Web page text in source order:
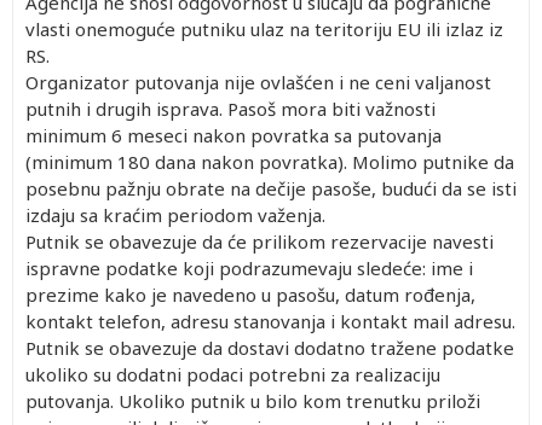
vlasti onemoguće putniku ulaz na teritoriju EU ili izlaz iz
RS.
Organizator putovanja nije ovlašćen i ne ceni valjanost
putnih i drugih isprava. Pasoš mora biti važnosti
minimum 6 meseci nakon povratka sa putovanja
(minimum 180 dana nakon povratka). Molimo putnike da
posebnu pažnju obrate na dečije pasoše, budući da se isti
izdaju sa kraćim periodom važenja.
Putnik se obavezuje da će prilikom rezervacije navesti
ispravne podatke koji podrazumevaju sledeće: ime i
prezime kako je navedeno u pasošu, datum rođenja,
kontakt telefon, adresu stanovanja i kontakt mail adresu.
Putnik se obavezuje da dostavi dodatno tražene podatke
ukoliko su dodatni podaci potrebni za realizaciju
putovanja. Ukoliko putnik u bilo kom trenutku priloži